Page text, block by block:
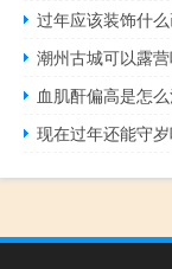
过年应该装饰什
潮州古城可以露
血肌酐偏高是怎
现在过年还能守